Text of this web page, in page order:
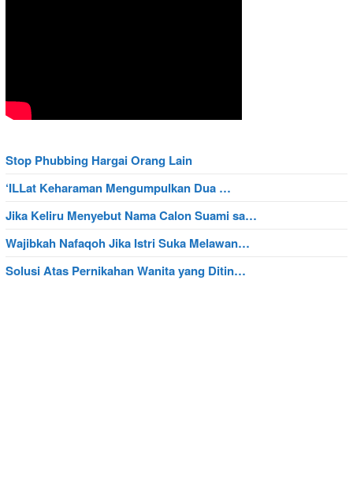
Stop Phubbing Hargai Orang Lain
‘ILLat Keharaman Mengumpulkan Dua …
Jika Keliru Menyebut Nama Calon Suami sa…
Wajibkah Nafaqoh Jika Istri Suka Melawan…
Solusi Atas Pernikahan Wanita yang Ditin…